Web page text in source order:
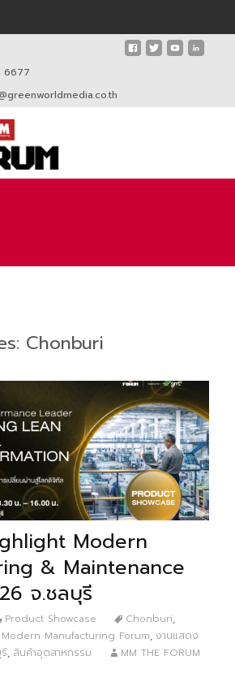
6677
Chonburi
Modern
& Maintenance
จ.ชลบุรี
Product Showcase Chonburi,
Modern Manufacturing Forum, งานแสดง
, สินค้าอุตสาหกรรม
MM THE FORUM